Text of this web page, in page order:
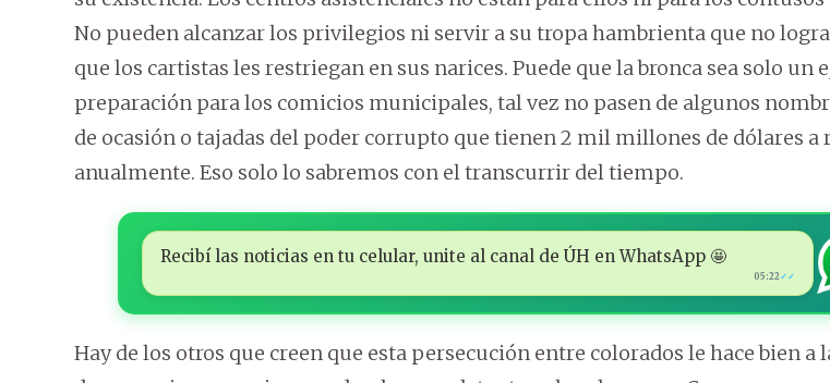
No pueden alcanzar los privilegios ni servir a su tropa hambrienta que no logra
que los cartistas les restriegan en sus narices. Puede que la bronca sea solo un
preparación para los comicios municipales, tal vez no pasen de algunos
de ocasión o tajadas del poder corrupto que tienen 2 mil millones de dólares a
anualmente. Eso solo lo sabremos con el transcurrir del tiempo.
Recibí las noticias en tu celular, unite al canal de ÚH en WhatsApp 🤩
05:22✓✓
Hay de los otros que creen que esta persecución entre colorados le hace bien a